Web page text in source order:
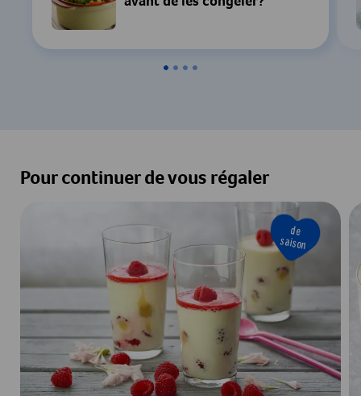
Pour continuer de vous régaler
de
saison